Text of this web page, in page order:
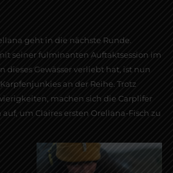
geht in die nächste Runde.
seiner fulminanten Auftaktsession im
dieses Gewässer verliebt hat, ist nun
an der Reihe. Trotz
machen sich die Carplifer
um Claires ersten Orellana-Fisch zu